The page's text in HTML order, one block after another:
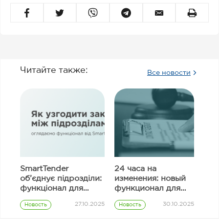
Читайте также: Все новости
SmartTender
об’єднує підрозділи:
функціонал для
узгодження
закупівель
Новость 27.10.2025
24 часа на
изменения: новый
функционал для
исправления
информации в
Новость 30.10.2025